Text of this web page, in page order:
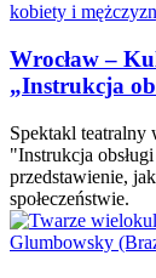
Wrocław –
„Instrukcja
Spektakl teatralny
"Instrukcja
przedstawienie,
społeczeństwie.